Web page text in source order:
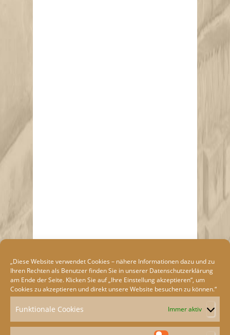
„Diese Website verwendet Cookies – nähere Informationen dazu und zu
Ihren Rechten als Benutzer finden Sie in unserer Datenschutzerklärung
am Ende der Seite. Klicken Sie auf „Ihre Einstellung akzeptieren“, um
Cookies zu akzeptieren und direkt unsere Website besuchen zu können.“
Funktionale Cookies Immer aktiv